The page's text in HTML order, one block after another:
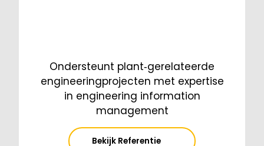
Ondersteunt plant‑gerelateerde
engineeringprojecten met expertise
in engineering information
management
Bekijk Referentie